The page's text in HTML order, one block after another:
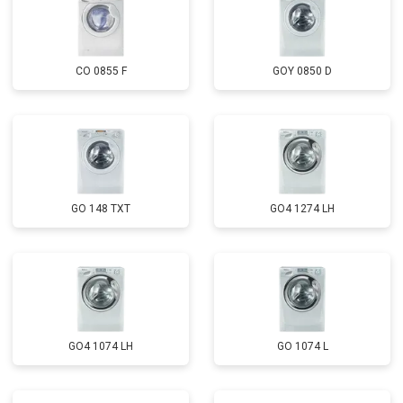
CO 0855 F GOY 0850 D
GO 148 TXT GO4 1274 LH
GO4 1074 LH GO 1074 L